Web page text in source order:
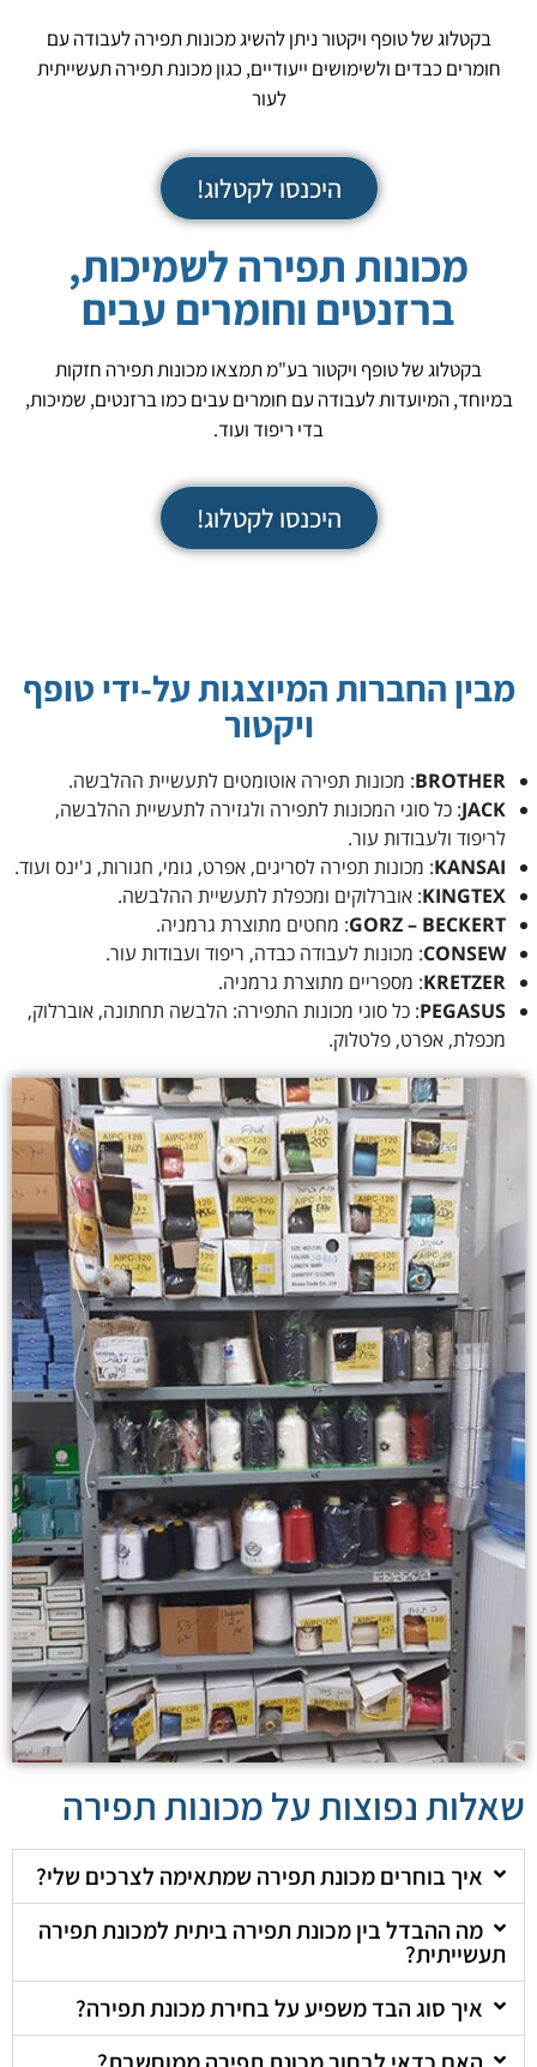
בקטלוג של טופף ויקטור ניתן להשיג מכונות תפירה לעבודה עם
חומרים כבדים ולשימושים ייעודיים, כגון מכונת תפירה תעשייתית
לעור
היכנסו לקטלוג!
מכונות תפירה לשמיכות,
ברזנטים וחומרים עבים
בקטלוג של טופף ויקטור בע"מ תמצאו מכונות תפירה חזקות
במיוחד, המיועדות לעבודה עם חומרים עבים כמו ברזנטים, שמיכות,
בדי ריפוד ועוד.
היכנסו לקטלוג!
מבין החברות המיוצגות על-ידי טופף
ויקטור
BROTHER: מכונות תפירה אוטומטים לתעשיית ההלבשה.
JACK: כל סוגי המכונות לתפירה ולגזירה לתעשיית ההלבשה,
לריפוד ולעבודות עור.
KANSAI: מכונות תפירה לסריגים, אפרט, גומי, חגורות, ג'ינס ועוד.
KINGTEX: אוברלוקים ומכפלת לתעשיית ההלבשה.
GORZ – BECKERT: מחטים מתוצרת גרמניה.
CONSEW: מכונות לעבודה כבדה, ריפוד ועבודות עור.
KRETZER: מספריים מתוצרת גרמניה.
PEGASUS: כל סוגי מכונות התפירה: הלבשה תחתונה, אוברלוק,
מכפלת, אפרט, פלטלוק.
שאלות נפוצות על מכונות תפירה
איך בוחרים מכונת תפירה שמתאימה לצרכים שלי?
מה ההבדל בין מכונת תפירה ביתית למכונת תפירה
תעשייתית?
איך סוג הבד משפיע על בחירת מכונת תפירה?